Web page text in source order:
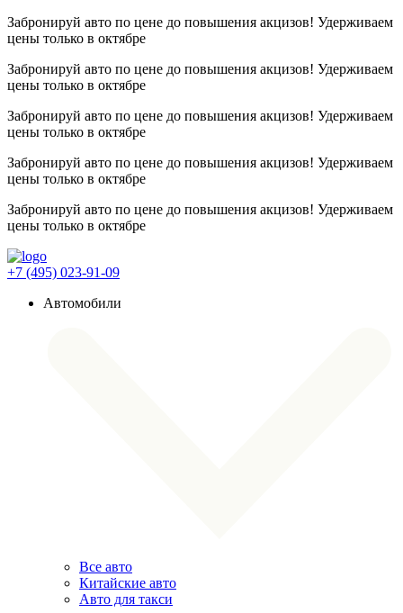
Забронируй авто по цене до повышения акцизов! Удерживаем
цены только в октябре
Забронируй авто по цене до повышения акцизов! Удерживаем
цены только в октябре
Забронируй авто по цене до повышения акцизов! Удерживаем
цены только в октябре
Забронируй авто по цене до повышения акцизов! Удерживаем
цены только в октябре
Забронируй авто по цене до повышения акцизов! Удерживаем
цены только в октябре
+7 (495) 023-91-09
Автомобили
Все авто
Китайские авто
Авто для такси